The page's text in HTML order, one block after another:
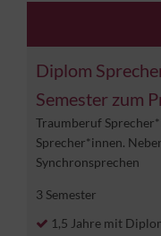
Diplom
Semester zum
Traumberuf
Sprecher*innen.
Synchronsprechen
3 Semester
1,5 Jahre mit